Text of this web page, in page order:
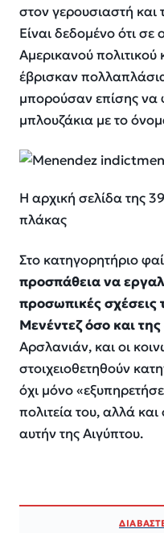
στον γερουσιαστή
Είναι δεδομένο ότι σε
Αμερικανού
έβρισκαν
μπορούσαν επίσης να
μπλουζάκια με το
Η αρχική σελίδα της
πλάκας
Στο κατηγορητήριο
προσπάθεια να
προσωπικές σχέσεις
Μενέντεζ όσο και
Αρσλανιάν, και οι
στοιχειοθετηθούν
όχι μόνο
πολιτεία του, αλλά
αυτήν της Αιγύπτου.